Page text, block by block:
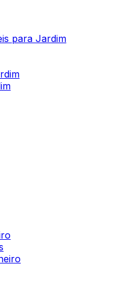
para Jardim